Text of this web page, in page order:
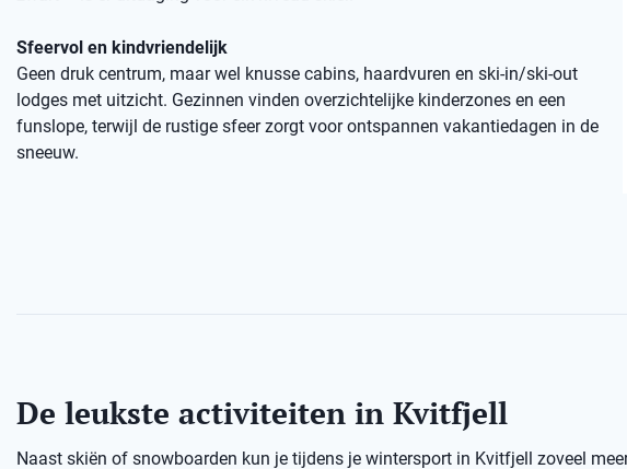
Sfeervol en kindvriendelijk
Geen druk centrum, maar wel knusse cabins, haardvuren en ski-in/ski-out
lodges met uitzicht. Gezinnen vinden overzichtelijke kinderzones en een
funslope, terwijl de rustige sfeer zorgt voor ontspannen vakantiedagen in de
sneeuw.
De leukste activiteiten in Kvitfjell
Naast skiën of snowboarden kun je tijdens je wintersport in Kvitfjell zoveel